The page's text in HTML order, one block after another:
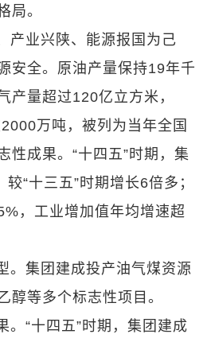
局。
产业兴陕、能源报国为己
安全。原油产量保持19年千
产量超过120亿立方米，
万吨，被列为当年全国
性成果。“十四五”时期，集
“十三五”时期增长6倍多；
，工业增加值年均增速超
。集团建成投产油气煤资源
醇等多个标志性项目。
。“十四五”时期，集团建成